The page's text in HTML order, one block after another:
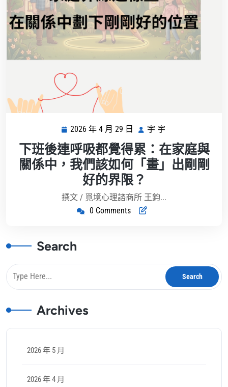
2026 年 4 月 29 日
2026
年
4
月
29
日
宇 宇
宇
下班後連呼吸都覺得累：在家庭與
關係中，我們該如何「畫」出剛剛
好的界限？
撰文 / 覓境心理諮商所 王鈞...
0 Comments
Search
Archives
2026 年 5 月
2026 年 4 月